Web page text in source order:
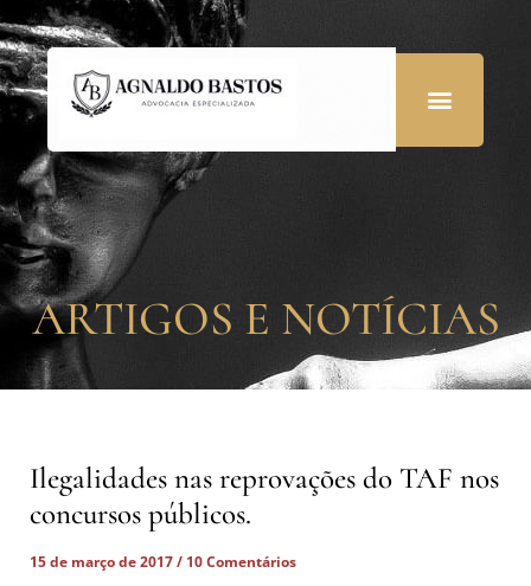
ARTIGOS E NOTÍCIAS
Ilegalidades nas reprovações do TAF nos
concursos públicos.
15 de março de 2017
10 Comentários